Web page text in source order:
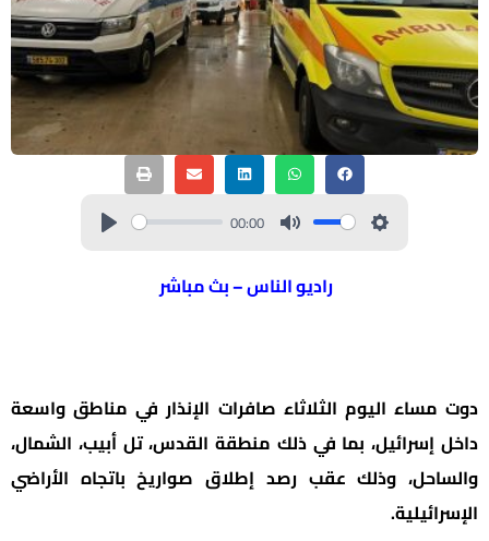
00:00
راديو الناس – بث مباشر
دوت مساء اليوم الثلاثاء صافرات الإنذار في مناطق واسعة
داخل إسرائيل، بما في ذلك منطقة القدس، تل أبيب، الشمال،
والساحل، وذلك عقب رصد إطلاق صواريخ باتجاه الأراضي
الإسرائيلية.